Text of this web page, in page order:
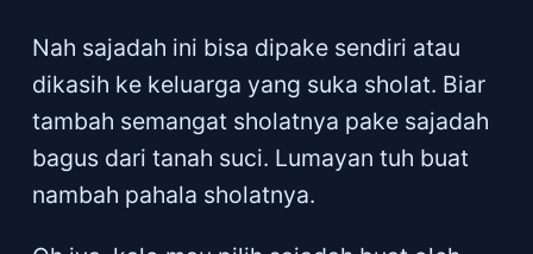
Nah sajadah ini bisa dipake sendiri atau
dikasih ke keluarga yang suka sholat. Biar
tambah semangat sholatnya pake sajadah
bagus dari tanah suci. Lumayan tuh buat
nambah pahala sholatnya.